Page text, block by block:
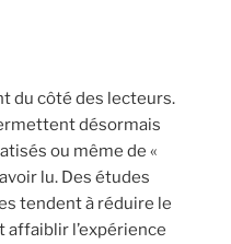
du côté des lecteurs.
désormais
ou même de «
lu. Des études
tendent à réduire le
affaiblir l’expérience